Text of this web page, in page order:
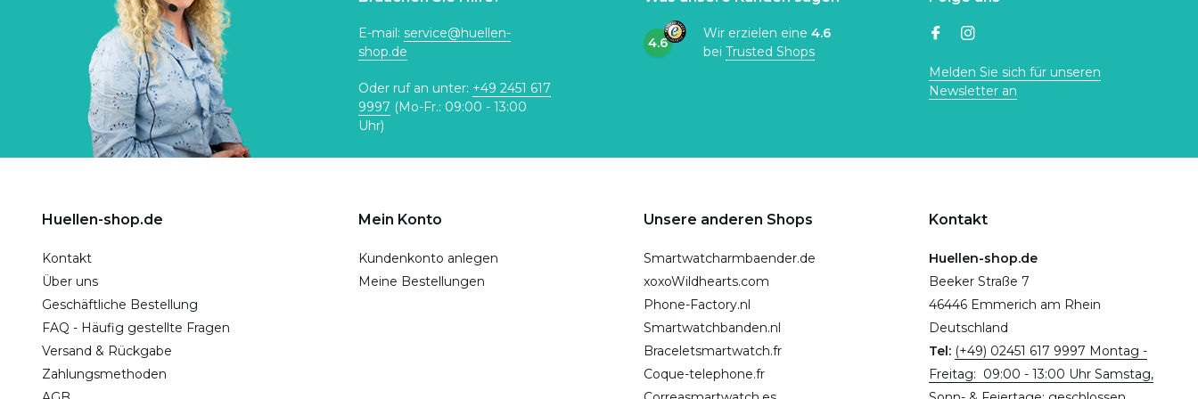
E-mail: service@huellen-
shop.de
Oder ruf an unter: +49 2451 617
9997 (Mo-Fr.: 09:00 - 13:00
Uhr)
4.6
Wir erzielen eine 4.6
bei Trusted Shops
Melden Sie sich für unseren
Newsletter an
Huellen-shop.de
Kontakt
Über uns
Geschäftliche Bestellung
FAQ - Häufig gestellte Fragen
Versand & Rückgabe
Zahlungsmethoden
Mein Konto
Kundenkonto anlegen
Meine Bestellungen
Unsere anderen Shops
Smartwatcharmbaender.de
xoxoWildhearts.com
Phone-Factory.nl
Smartwatchbanden.nl
Braceletsmartwatch.fr
Coque-telephone.fr
Kontakt
Huellen-shop.de
Beeker Straße 7
46446 Emmerich am Rhein
Deutschland
Tel: (+49) 02451 617 9997 Montag -
Freitag: 09:00 - 13:00 Uhr Samstag,